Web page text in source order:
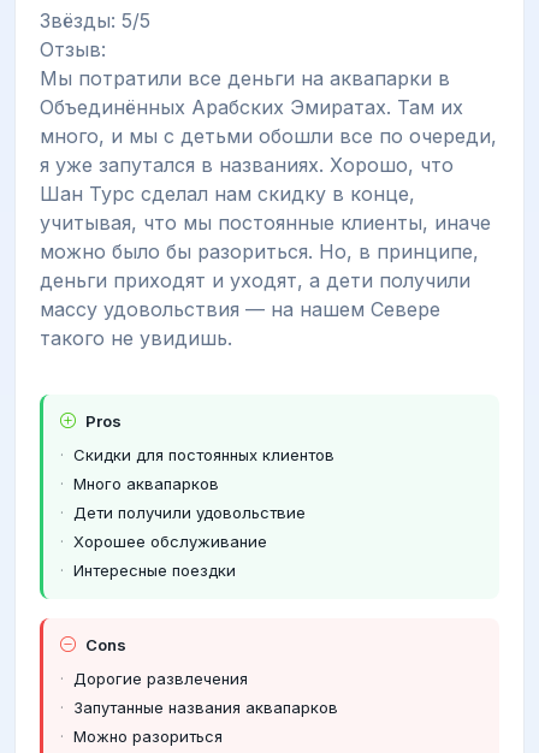
Звёзды: 5/5
Отзыв:
Мы потратили все деньги на аквапарки в
Объединённых Арабских Эмиратах. Там их
много, и мы с детьми обошли все по очереди,
я уже запутался в названиях. Хорошо, что
Шан Турс сделал нам скидку в конце,
учитывая, что мы постоянные клиенты, иначе
можно было бы разориться. Но, в принципе,
деньги приходят и уходят, а дети получили
массу удовольствия — на нашем Севере
такого не увидишь.
Pros
Скидки для постоянных клиентов
Много аквапарков
Дети получили удовольствие
Хорошее обслуживание
Интересные поездки
Cons
Дорогие развлечения
Запутанные названия аквапарков
Можно разориться